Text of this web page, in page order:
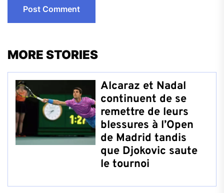
MORE STORIES
Alcaraz et Nadal
continuent de se
remettre de leurs
blessures à l’Open
de Madrid tandis
que Djokovic saute
le tournoi